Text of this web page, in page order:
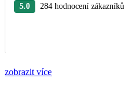
5.0 284 hodnocení zákazníků
zobrazit více